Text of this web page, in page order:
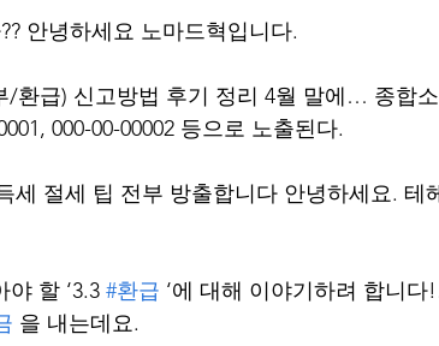
안녕하세요 노마드혁입니다.
/환급) 신고방법 후기 정리 4월 말에… 종합
000-00-00002 등으로 노출된다.
세 절세 팁 전부 방출합니다 안녕하세요. 테
할 ‘3.3 #환급 ‘에 대해 이야기하려 합니
을 내는데요.